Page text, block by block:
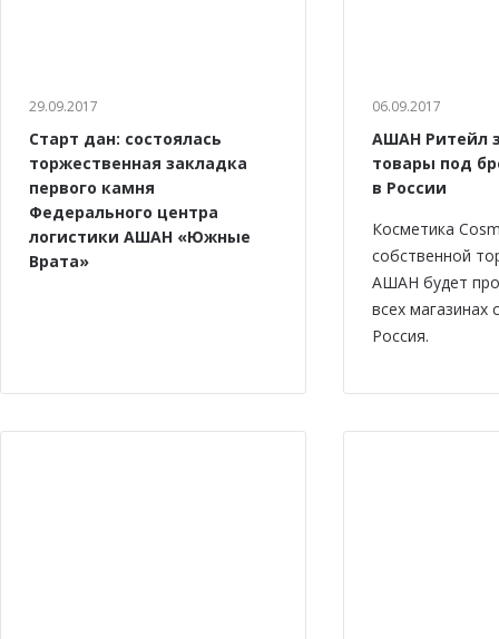
29.09.2017
Старт дан: состоялась
торжественная закладка
первого камня
Федерального центра
логистики АШАН «Южные
Врата»
06.09.2017
АШАН Ритейл
товары под
в России
Косметика
собственной
АШАН будет
всех
Россия.